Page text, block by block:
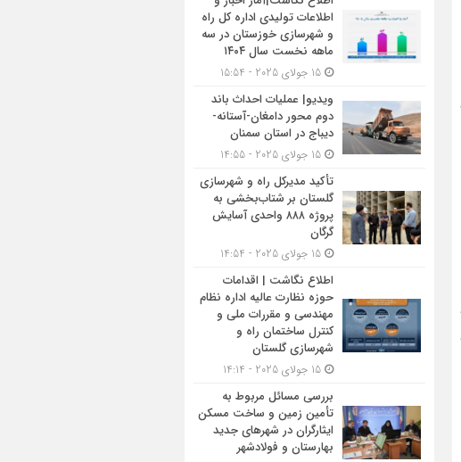
اطلاعات تولیدی اداره کل راه
و شهرسازی خوزستان در سه
ماهه نخست سال ۱۴۰۴
ویدیو| عملیات احداث باند
دوم محور دامغان-آستانه-
دیباج در استان سمنان
تأکید مدیرکل راه و شهرسازی
گلستان بر شتاب‌بخشی به
پروژه ۸۸۸ واحدی آسایش
گرگان
اطلاع نگاشت | اقدامات
حوزه نظارت عالیه اداره نظام
مهندسی و مقررات ملی و
کنترل ساختمان راه و
شهرسازی گلستان
بررسی مسائل مربوط به
تأمین زمین و ساخت مسکن
ایثارگران در شهرهای جدید
بهارستان و فولادشهر